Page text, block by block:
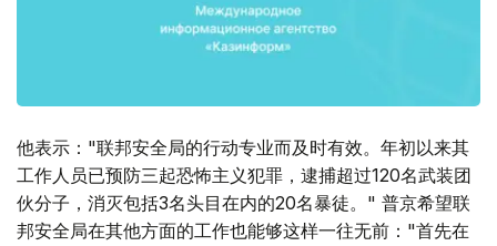
他表示："联邦安全局的行动专业而及时有效。年初以来其
工作人员已预防三起恐怖主义犯罪，逮捕超过120名武装团
伙分子，消灭包括3名头目在内的20名暴徒。" 普京希望联
邦安全局在其他方面的工作也能够这样一往无前："首先在